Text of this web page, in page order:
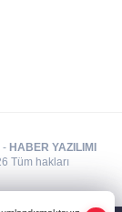
- HABER YAZILIMI
Tüm hakları